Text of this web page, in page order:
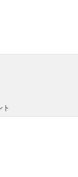
ト